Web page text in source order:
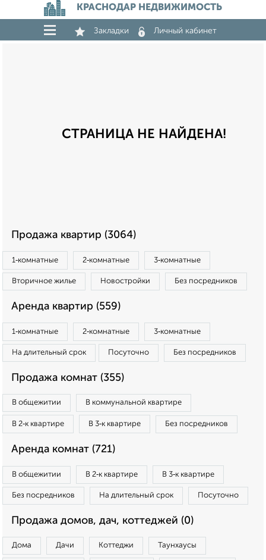
КРАСНОДАР НЕДВИЖИМОСТЬ
Закладки Личный кабинет
СТРАНИЦА НЕ НАЙДЕНА!
Продажа квартир (3064)
1‑комнатные 2‑комнатные 3‑комнатные
Вторичное жилье Новостройки Без посредников
Аренда квартир (559)
1‑комнатные 2‑комнатные 3‑комнатные
На длительный срок Посуточно Без посредников
Продажа комнат (355)
В общежитии В коммунальной квартире
В 2‑к квартире В 3‑к квартире Без посредников
Аренда комнат (721)
В общежитии В 2‑к квартире В 3‑к квартире
Без посредников На длительный срок Посуточно
Продажа домов, дач, коттеджей (0)
Дома Дачи Коттеджи Таунхаусы